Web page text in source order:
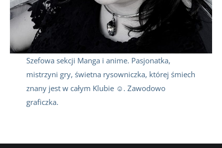
Szefowa sekcji Manga i anime. Pasjonatka,
mistrzyni gry, świetna rysowniczka, której śmiech
znany jest w całym Klubie ☺. Zawodowo
graficzka.